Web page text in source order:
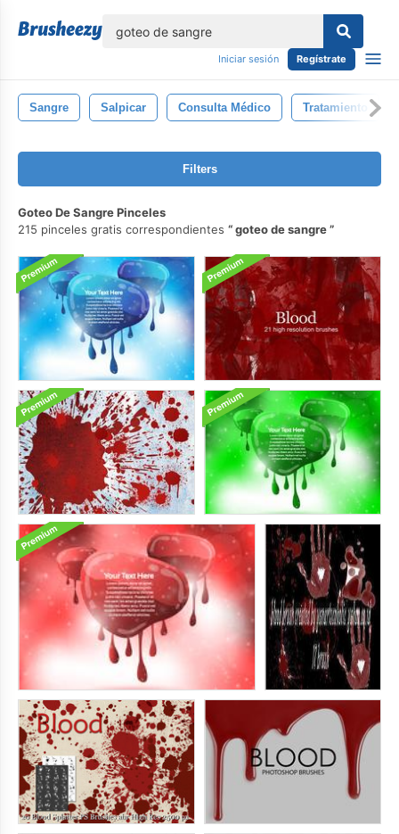
Iniciar sesión Regístrate
Sangre Salpicar Consulta Médico Tratamiento
Filters
Goteo De Sangre Pinceles
215 pinceles gratis correspondientes
goteo de sangre